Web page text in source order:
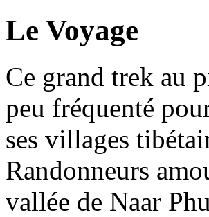
Le Voyage
Ce grand trek au
peu fréquenté
ses villages
Randonneurs
vallée de Naar